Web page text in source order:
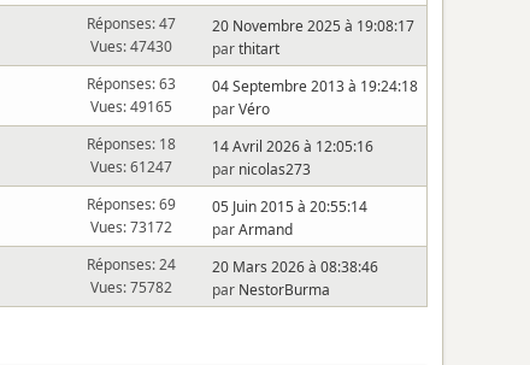
Réponses: 47
Vues: 47430
20 Novembre 2025 à 19:08:17
parthitart
Réponses: 63
Vues: 49165
04 Septembre 2013 à 19:24:18
parVéro
Réponses: 18
Vues: 61247
14 Avril 2026 à 12:05:16
par nicolas273
Réponses: 69
Vues: 73172
05 Juin 2015 à 20:55:14
parArmand
Réponses: 24
Vues: 75782
20 Mars 2026 à 08:38:46
par NestorBurma